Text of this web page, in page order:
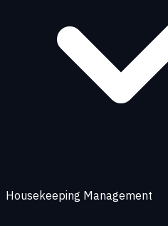
Housekeeping Management